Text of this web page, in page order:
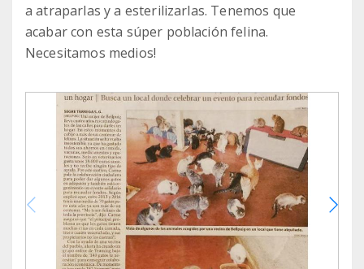
a atraparlas y a esterilizarlas. Tenemos que
acabar con esta súper población felina.
Necesitamos medios!